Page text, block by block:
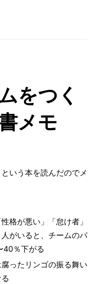
をつく
メモ
いう本を読んだのでメ
格が悪い」「怠け者」
人がいると、チームのパ
40％下がる
ったリンゴの振る舞い